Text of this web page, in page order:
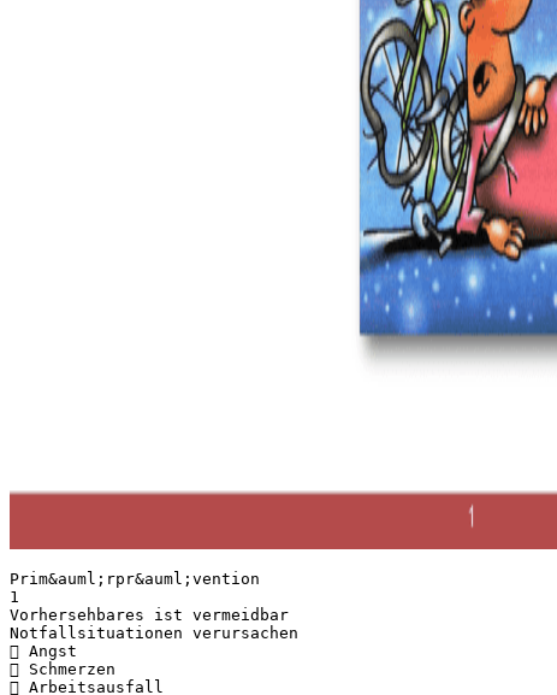
Prim&auml;rpr&auml;vention
1
Vorhersehbares ist vermeidbar
Notfallsituationen verursachen
 Angst
 Schmerzen
 Arbeitsausfall